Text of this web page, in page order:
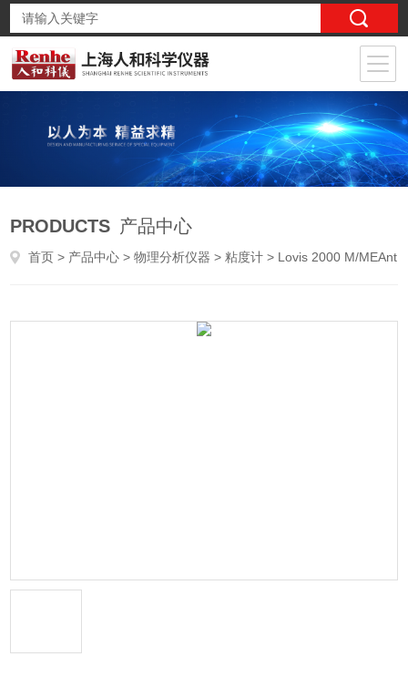
PRODUCTS 产品中心
首页 > 产品中心 >物理分析仪器 > 粘度计 > Lovis 2000 M/MEAnton Paar安东帕落球式粘度计